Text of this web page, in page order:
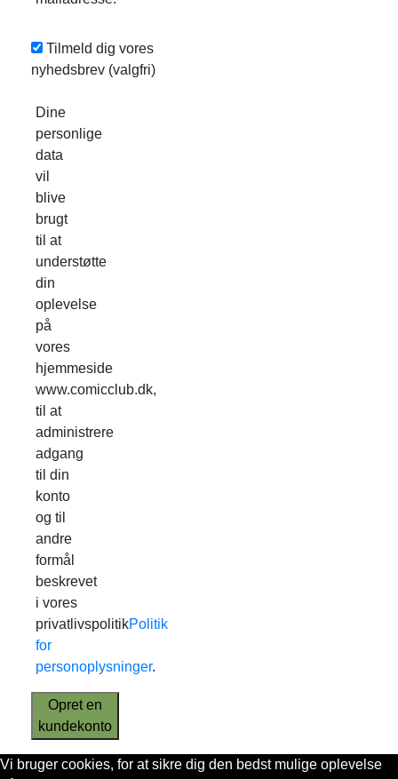
Tilmeld dig vores
nyhedsbrev (valgfri)
Dine
personlige
data
vil
blive
brugt
til at
understøtte
din
oplevelse
på
vores
hjemmeside
www.comicclub.dk,
til at
administrere
adgang
til din
konto
og til
andre
formål
beskrevet
i vores
privatlivspolitikPolitik
for
personoplysninger.
Opret en
kundekonto
Vi bruger cookies, for at sikre dig den bedst mulige oplevelse